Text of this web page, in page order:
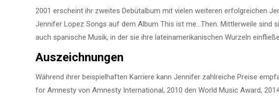
2001 erscheint ihr zweites Debütalbum mit vielen weiteren erfolgreichen
Jennifer Lopez Songs auf dem Album This ist me…Then. Mittlerweile sind
auch spanische Musik, in der sie ihre lateinamerikanischen Wurzeln
Auszeichnungen
Während ihrer beispielhaften Karriere kann Jennifer zahlreiche Preise
for Amnesty von Amnesty International, 2010 den World Music Award,